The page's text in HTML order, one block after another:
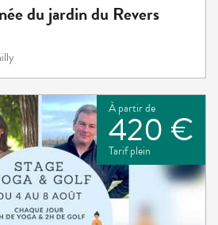
du jardin du Revers
À partir de
420 €
Tarif plein